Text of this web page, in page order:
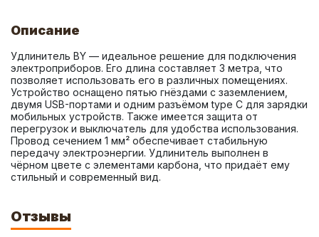
Описание
Удлинитель BY — идеальное решение для подключения
электроприборов. Его длина составляет 3 метра, что
позволяет использовать его в различных помещениях.
Устройство оснащено пятью гнёздами с заземлением,
двумя USB-портами и одним разъёмом type C для зарядки
мобильных устройств. Также имеется защита от
перегрузок и выключатель для удобства использования.
Провод сечением 1 мм² обеспечивает стабильную
передачу электроэнергии. Удлинитель выполнен в
чёрном цвете с элементами карбона, что придаёт ему
стильный и современный вид.
Отзывы